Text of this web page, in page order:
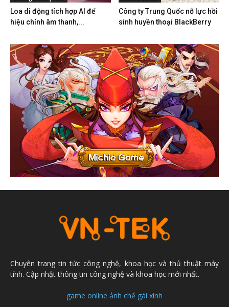
Loa di động tích hợp AI để
hiệu chỉnh âm thanh,...
Công ty Trung Quốc nỗ lực hồi
sinh huyền thoại BlackBerry
Chuyên trang tin tức công nghệ, khoa học và thủ thuật máy
tính. Cập nhật thông tin công nghệ và khoa học mới nhất.
game online ảnh chế gái xinh